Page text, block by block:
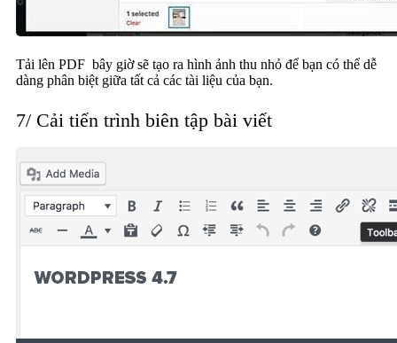
Tải lên PDF bây giờ sẽ tạo ra hình ảnh thu nhỏ để bạn có thể dễ
dàng phân biệt giữa tất cả các tài liệu của bạn.
7/ Cải tiến trình biên tập bài viết